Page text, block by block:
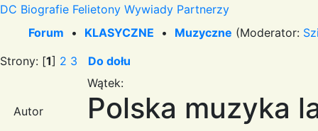
DC Biografie Felietony Wywiady Partnerzy
Forum • KLASYCZNE • Muzyczne (Moderator:
Strony: [1] 2 3 Do dołu
Autor
Wątek:
Polska muzyka